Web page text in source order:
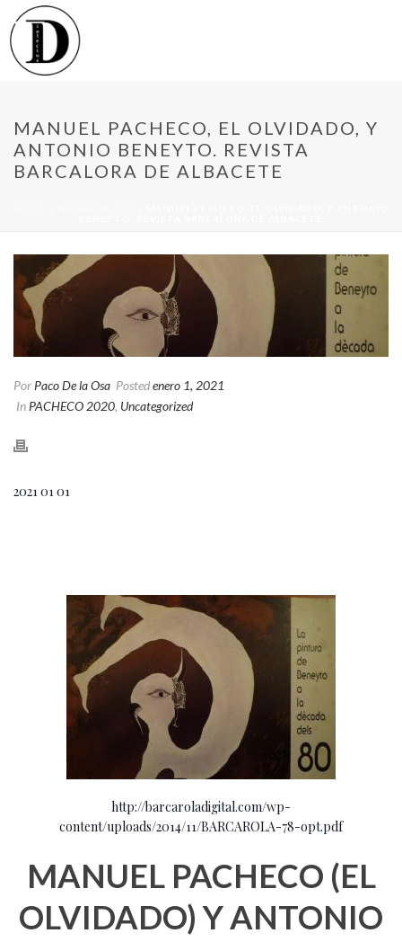
MANUEL PACHECO, EL OLVIDADO, Y
ANTONIO BENEYTO. REVISTA
BARCALORA DE ALBACETE
Por Paco De la Osa Postedenero 1, 2021
In PACHECO 2020, Uncategorized
2021 01 01
http://barcaroladigital.com/wp-
content/uploads/2014/11/BARCAROLA-78-opt.pdf
MANUEL PACHECO (EL
OLVIDADO) Y ANTONIO